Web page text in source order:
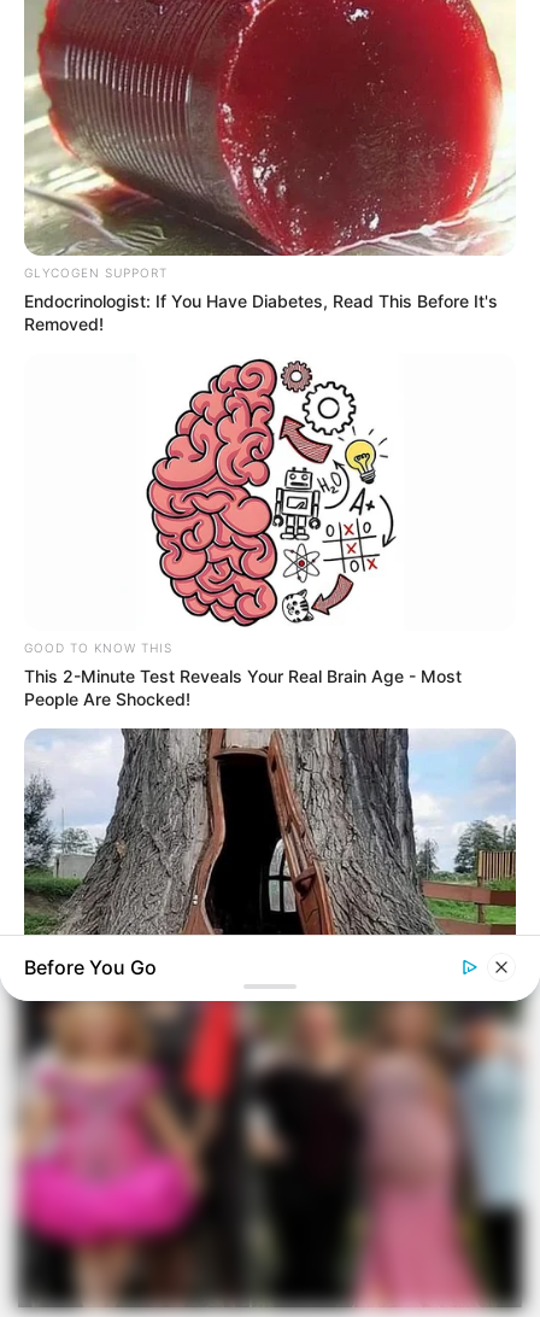
GLYCOGEN SUPPORT
Endocrinologist: If You Have Diabetes, Read This Before It's
Removed!
GOOD TO KNOW THIS
This 2-Minute Test Reveals Your Real Brain Age - Most
People Are Shocked!
A Man Climbed Into A Tree And Couldn't Believe What He
Found
Before You Go